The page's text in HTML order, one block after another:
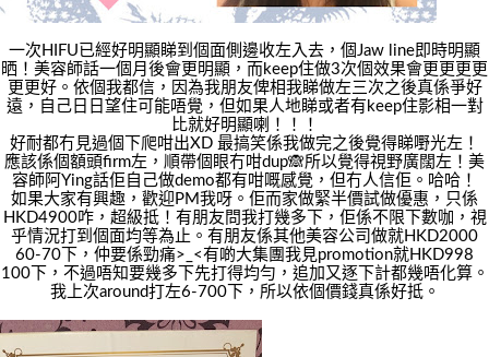
一次HIFU已經好明顯睇到個面側邊收左入去，個Jaw line即時明顯
晒！美容師話一個月後會更明顯，而keep住做3次個效果會更更更更
更更好。依個我都信，因為我朋友俾相我睇做左三次之後真係爭好
遠，自己日日望住可能唔覺，但如果人地睇或者有keep住影相一對
比就好明顯喇！！！
好耐都冇見過個下爬咁出XD 最搞笑係我做完之後覺得睇嘢光左！
應該係個額頭firm左，順帶個眼冇咁dup🙈所以覺得視野廣闊左！美
容師阿Ying話佢自己做demo都有咁嘅感覺，但冇人信佢。哈哈！
如果大家有興趣，歡迎PM我呀。佢而家做緊半價試做優惠，只係
HKD4900咋，超級抵！有朋友問我打幾多下，佢係不限下數咖，視
乎情況打到個面均等為止。有朋友係其他美容公司做就HKD2000
60-70下，仲要係勁痛>_<有啲大集團我見promotion就HKD998
100下，不過唔知要幾多下先打得均勻，追加又逐下計都幾唔化算。
我上次around打左6-700下，所以依個價錢真係好抵。